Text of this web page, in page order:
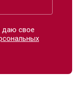
даю свое